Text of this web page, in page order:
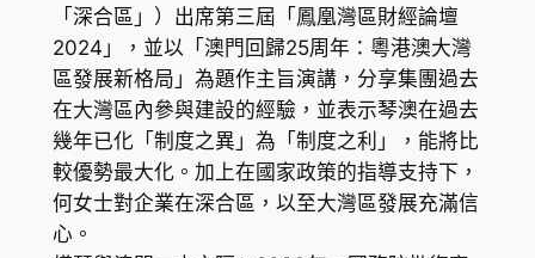
「深合區」）出席第三屆「鳳凰灣區財經論壇
2024」，並以「澳門回歸25周年：粵港澳大灣
區發展新格局」為題作主旨演講，分享集團過去
在大灣區內參與建設的經驗，並表示琴澳在過去
幾年已化「制度之異」為「制度之利」，能將比
較優勢最大化。加上在國家政策的指導支持下，
何女士對企業在深合區，以至大灣區發展充滿信
心。